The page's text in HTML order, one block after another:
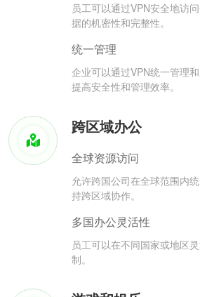
员工可以通过VPN安全地访
据的机密性和完整性。
统一管理
企业可以通过VPN统一管理
提高安全性和管理效率。
跨区域办公
全球资源访问
允许跨国公司在全球范围内
持跨区域协作。
多国办公灵活性
员工可以在不同国家或地区
制。